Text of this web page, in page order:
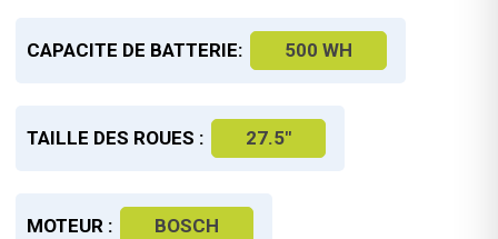
CAPACITE DE BATTERIE: 500 WH
TAILLE DES ROUES : 27.5"
MOTEUR : BOSCH